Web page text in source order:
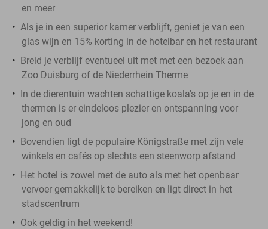
en meer
Als je in een superior kamer verblijft, geniet je van een
glas wijn en 15% korting in de hotelbar en het restaurant
Breid je verblijf eventueel uit met met een bezoek aan
Zoo Duisburg of de Niederrhein Therme
In de dierentuin wachten schattige koala's op je en in de
thermen is er eindeloos plezier en ontspanning voor
jong en oud
Bovendien ligt de populaire Königstraße met zijn vele
winkels en cafés op slechts een steenworp afstand
Het hotel is zowel met de auto als met het openbaar
vervoer gemakkelijk te bereiken en ligt direct in het
stadscentrum
Ook geldig in het weekend!